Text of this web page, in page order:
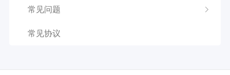
常见问题
常见协议